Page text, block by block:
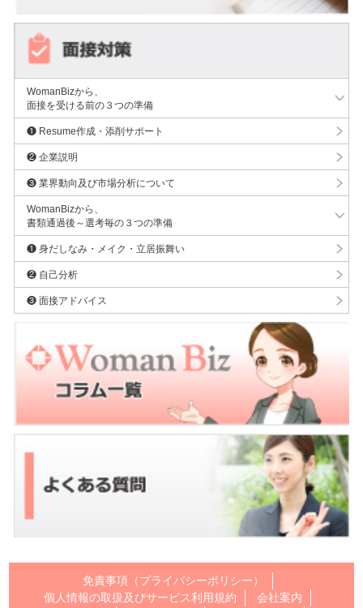
WomanBizから、
面接を受ける前の３つの準備
❶ Resume作成・添削サポート
❷ 企業説明
❸ 業界動向及び市場分析について
WomanBizから、
書類通過後～選考毎の３つの準備
❶ 身だしなみ・メイク・立居振舞い
❷ 自己分析
❸ 面接アドバイス
免責事項（プライバシーポリシー）
個人情報の取扱及びサービス利用規約
会社案内